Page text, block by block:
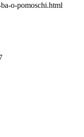
o-pomoschi.html